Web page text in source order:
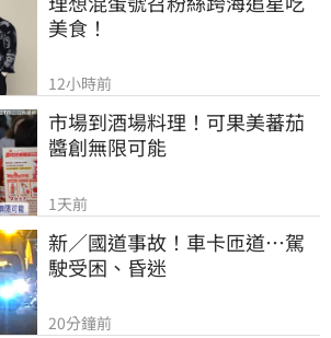
美食！
12小時前
市場到酒場料理！可果美蕃茄
醬創無限可能
1天前
新／國道事故！車卡匝道…駕
駛受困、昏迷
20分鐘前